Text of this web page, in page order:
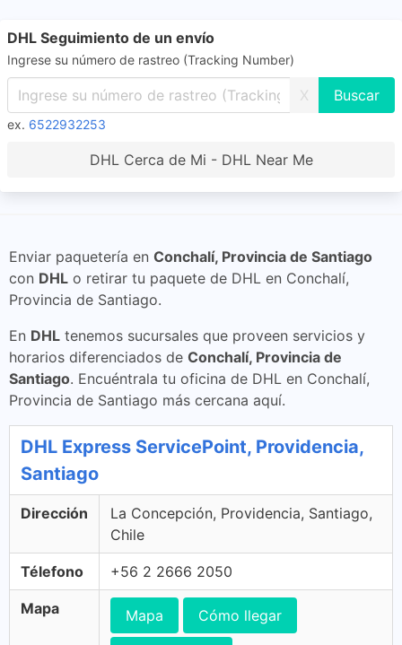
DHL Seguimiento de un envío
Ingrese su número de rastreo (Tracking Number)
X
ex. 6522932253
DHL Cerca de Mi - DHL Near Me
Enviar paquetería en Conchalí, Provincia de Santiago
con DHL o retirar tu paquete de DHL en Conchalí,
Provincia de Santiago.
En DHL tenemos sucursales que proveen servicios y
horarios diferenciados de Conchalí, Provincia de
Santiago. Encuéntrala tu oficina de DHL en Conchalí,
Provincia de Santiago más cercana aquí.
DHL Express ServicePoint, Providencia,
Santiago
Dirección
La Concepción, Providencia, Santiago,
Chile
Télefono +56 2 2666 2050
Mapa Mapa Cómo llegar